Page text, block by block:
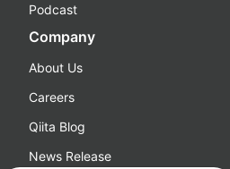
Podcast
Company
About Us
Careers
Qiita Blog
News Release